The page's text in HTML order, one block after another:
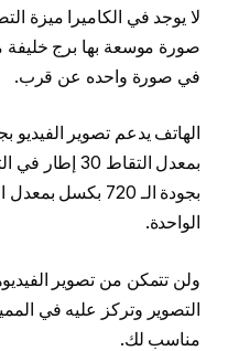
لا يوجد في الكاميرا ميزة
صورة موسعة بها برج خليفة
في صورة واحده عن قرب.
بمعدل التقاط
الواحدة.
التصوير وتركز عليه في
مناسب لك.